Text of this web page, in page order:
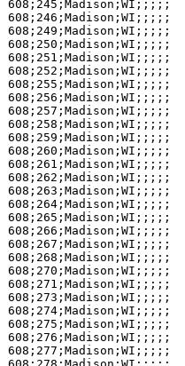
608;245;Madison;WI;;;;;
608;246;Madison;WI;;;;;
608;249;Madison;WI;;;;;
608;250;Madison;WI;;;;;
608;251;Madison;WI;;;;;
608;252;Madison;WI;;;;;
608;255;Madison;WI;;;;;
608;256;Madison;WI;;;;;
608;257;Madison;WI;;;;;
608;258;Madison;WI;;;;;
608;259;Madison;WI;;;;;
608;260;Madison;WI;;;;;
608;261;Madison;WI;;;;;
608;262;Madison;WI;;;;;
608;263;Madison;WI;;;;;
608;264;Madison;WI;;;;;
608;265;Madison;WI;;;;;
608;266;Madison;WI;;;;;
608;267;Madison;WI;;;;;
608;268;Madison;WI;;;;;
608;270;Madison;WI;;;;;
608;271;Madison;WI;;;;;
608;273;Madison;WI;;;;;
608;274;Madison;WI;;;;;
608;275;Madison;WI;;;;;
608;276;Madison;WI;;;;;
608;277;Madison;WI;;;;;